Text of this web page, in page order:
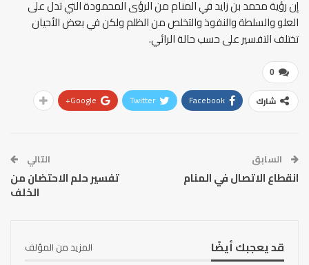
إن رؤية محمد بن زايد في المنام من الرؤى المحمودة التي تدل على
العلو والسلطة والنفوذ والتخلص من الظلم ولكن في بعض الأحيان
تختلف التفسير على حسب حالة الرائي.
0
شارك Facebook
Twitter
Google+
السابق
انقطاع الاتصال في المنام
التالي
تفسير حلم الاحتضان من
الخلف
قد يعجبك أيضًا المزيد من المؤلف